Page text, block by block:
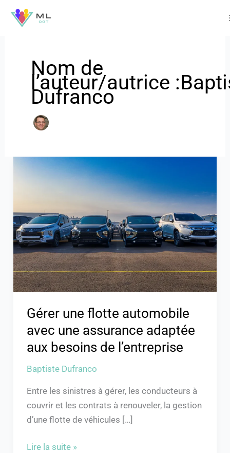
Aller
Nom de
l’auteur/autrice
Dufranco
Gérer une flotte automobile
avec une assurance adaptée
aux besoins de l’entreprise
Baptiste Dufranco
Entre les sinistres à gérer, les conducteurs à
couvrir et les contrats à renouveler, la gestion
d’une flotte de véhicules […]
Gérer
une
avec
une
assurance
adaptée
aux
besoins
de
l’entreprise
Lire la suite »